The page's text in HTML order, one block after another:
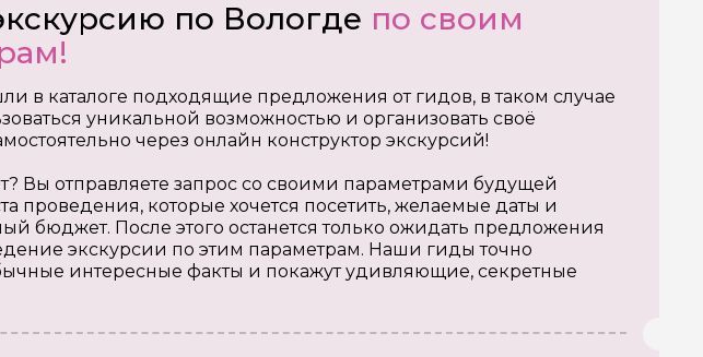
по Вологде по своим
в каталоге подходящие предложения от гидов, в таком случае
уникальной возможностью и организовать своё
через онлайн конструктор экскурсий!
Вы отправляете запрос со своими параметрами будущей
проведения, которые хочется посетить, желаемые даты и
бюджет. После этого останется только ожидать предложения
экскурсии по этим параметрам. Наши гиды точно
интересные факты и покажут удивляющие, секретные